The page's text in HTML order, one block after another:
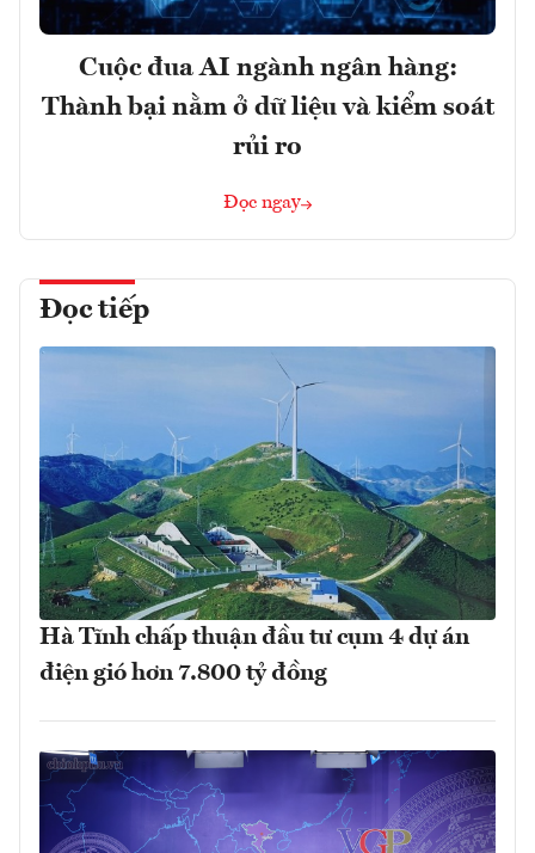
Cuộc đua AI ngành ngân hàng:
Thành bại nằm ở dữ liệu và kiểm soát
rủi ro
Đọc ngay
Đọc tiếp
Hà Tĩnh chấp thuận đầu tư cụm 4 dự án
điện gió hơn 7.800 tỷ đồng